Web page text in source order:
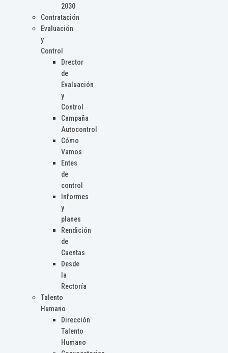
2030
Contratación
Evaluación
y
Control
Drector
de
Evaluación
y
Control
Campaña
Autocontrol
Cómo
Vamos
Entes
de
control
Informes
y
planes
Rendición
de
Cuentas
Desde
la
Rectoría
Talento
Humano
Dirección
Talento
Humano